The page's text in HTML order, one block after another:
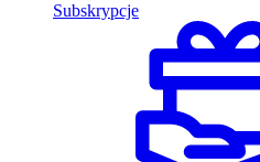
Subskrypcje